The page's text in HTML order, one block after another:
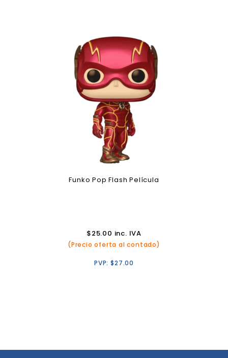
Funko Pop Flash Película
$25.00 inc. IVA
(Precio oferta al contado)
PVP:$27.00